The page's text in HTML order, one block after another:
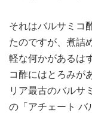
それはバルサミコ
たのですが、煮詰
軽な何かがあるは
コ酢にはとろみが
リア最古のバルサ
の「アチェート バ